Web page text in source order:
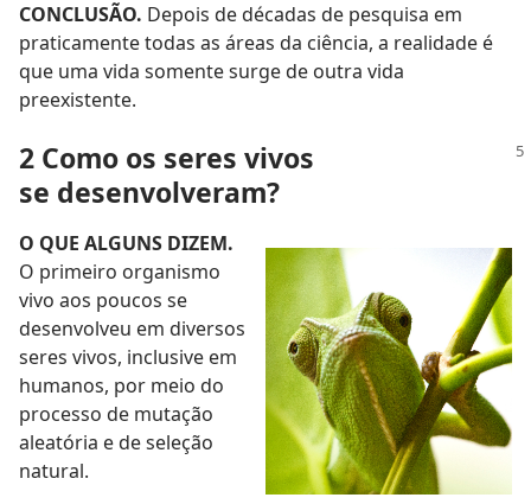
CONCLUSÃO. Depois de décadas de pesquisa em
praticamente todas as áreas da ciência, a realidade é
que uma vida somente surge de outra vida
preexistente.
2 Como os seres vivos
se desenvolveram?
O QUE ALGUNS DIZEM.
O primeiro organismo
vivo aos poucos se
desenvolveu em diversos
seres vivos, inclusive em
humanos, por meio do
processo de mutação
aleatória e de seleção
natural.